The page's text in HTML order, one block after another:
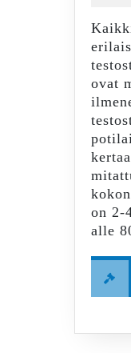
ovat
on 2-
alle